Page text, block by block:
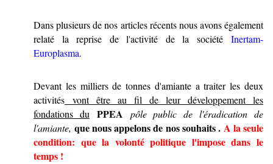
Dans plusieurs de nos articles récents nous avons également
relaté la reprise de l'activité de la société Inertam-
Europlasma.
Devant les milliers de tonnes d'amiante a traiter les deux
activités vont être au fil de leur développement les
fondations du
PPEA
pôle public de l'éradication de
l'amiante,que nous appelons de nos souhaits . A la seule
condition: que la volonté politique l'impose dans le
temps !